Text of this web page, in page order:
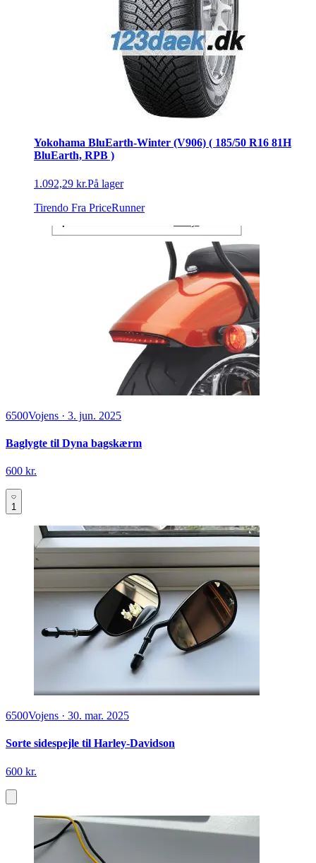
Yokohama BluEarth-Winter (V906) ( 185/50 R16 81H
BluEarth, RPB )
1.092,29 kr.På lager
Tirendo Fra PriceRunner
6500Vojens · 3. jun. 2025
Baglygte til Dyna bagskærm
600 kr.
1
6500Vojens · 30. mar. 2025
Sorte sidespejle til Harley-Davidson
600 kr.